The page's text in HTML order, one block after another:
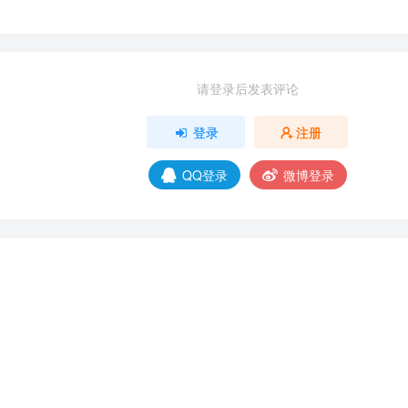
子伊约由宍户留美配音，熊猫伊萨由佐藤优子配音，熊健太
Nam Jongsik（南钟植）担任，故事构成由古川裕负责，动画
请登录后发表评论
登录 注册
QQ登录 微博登录